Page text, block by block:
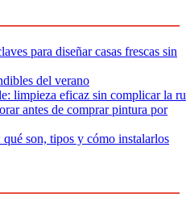
para diseñar casas frescas sin
del verano
limpieza eficaz sin complicar la
antes de comprar pintura por
son, tipos y cómo instalarlos